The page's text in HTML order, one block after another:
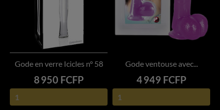
Gode en verre Icicles n° 58
Prix
8 950 FCFP
Gode ventouse avec...
Prix
4 949 FCFP